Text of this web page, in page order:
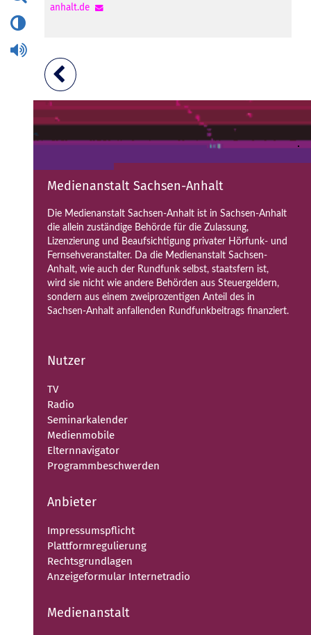
anhalt.de
Medienanstalt Sachsen-Anhalt
Die Medienanstalt Sachsen-Anhalt ist in Sachsen-Anhalt
die allein zuständige Behörde für die Zulassung,
Lizenzierung und Beaufsichtigung privater Hörfunk- und
Fernsehveranstalter. Da die Medienanstalt Sachsen-
Anhalt, wie auch der Rundfunk selbst, staatsfern ist,
wird sie nicht wie andere Behörden aus Steuergeldern,
sondern aus einem zweiprozentigen Anteil des in
Sachsen-Anhalt anfallenden Rundfunkbeitrags finanziert.
Nutzer
TV
Radio
Seminarkalender
Medienmobile
Elternnavigator
Programmbeschwerden
Anbieter
Impressumspflicht
Plattformregulierung
Rechtsgrundlagen
Anzeigeformular Internetradio
Medienanstalt